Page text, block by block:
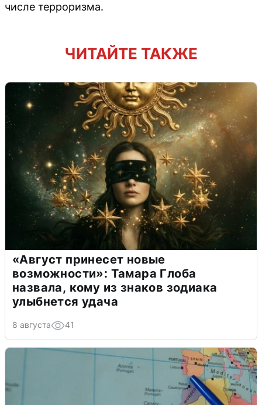
числе терроризма.
ЧИТАЙТЕ ТАКЖЕ
«Август принесет новые
возможности»: Тамара Глоба
назвала, кому из знаков зодиака
улыбнется удача
8 августа 41